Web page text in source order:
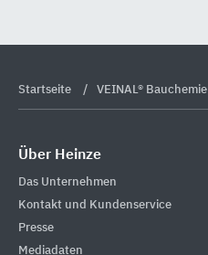
Startseite VEINAL® Bauchemie
Über Heinze
Das Unternehmen
Kontakt und Kundenservice
Presse
Mediadaten